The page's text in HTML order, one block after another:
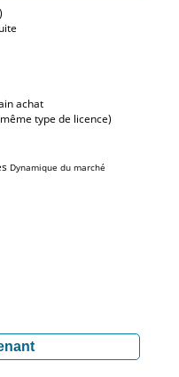
achat
type de licence)
Dynamique du marché